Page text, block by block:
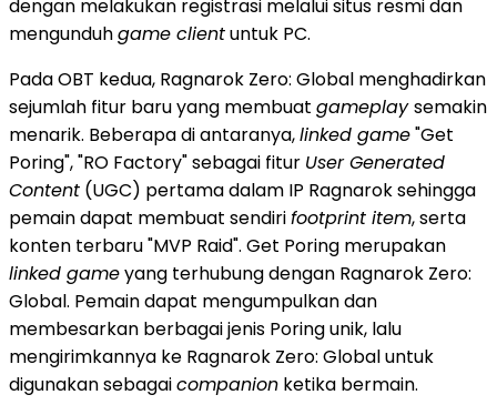
dengan melakukan registrasi melalui situs resmi dan
mengunduhgame clientuntuk PC.
Pada OBT kedua, Ragnarok Zero: Global menghadirkan
sejumlah fitur baru yang membuat gameplaysemakin
menarik. Beberapa di antaranya,linked game"Get
Poring", "RO Factory" sebagai fitur User Generated
Content (UGC) pertama dalam IP Ragnarok sehingga
pemain dapat membuat sendirifootprint item, serta
konten terbaru "MVP Raid". Get Poring merupakan
linked gameyang terhubung dengan Ragnarok Zero:
Global. Pemain dapat mengumpulkan dan
membesarkan berbagai jenis Poring unik, lalu
mengirimkannya ke Ragnarok Zero: Global untuk
digunakan sebagaicompanion ketika bermain.